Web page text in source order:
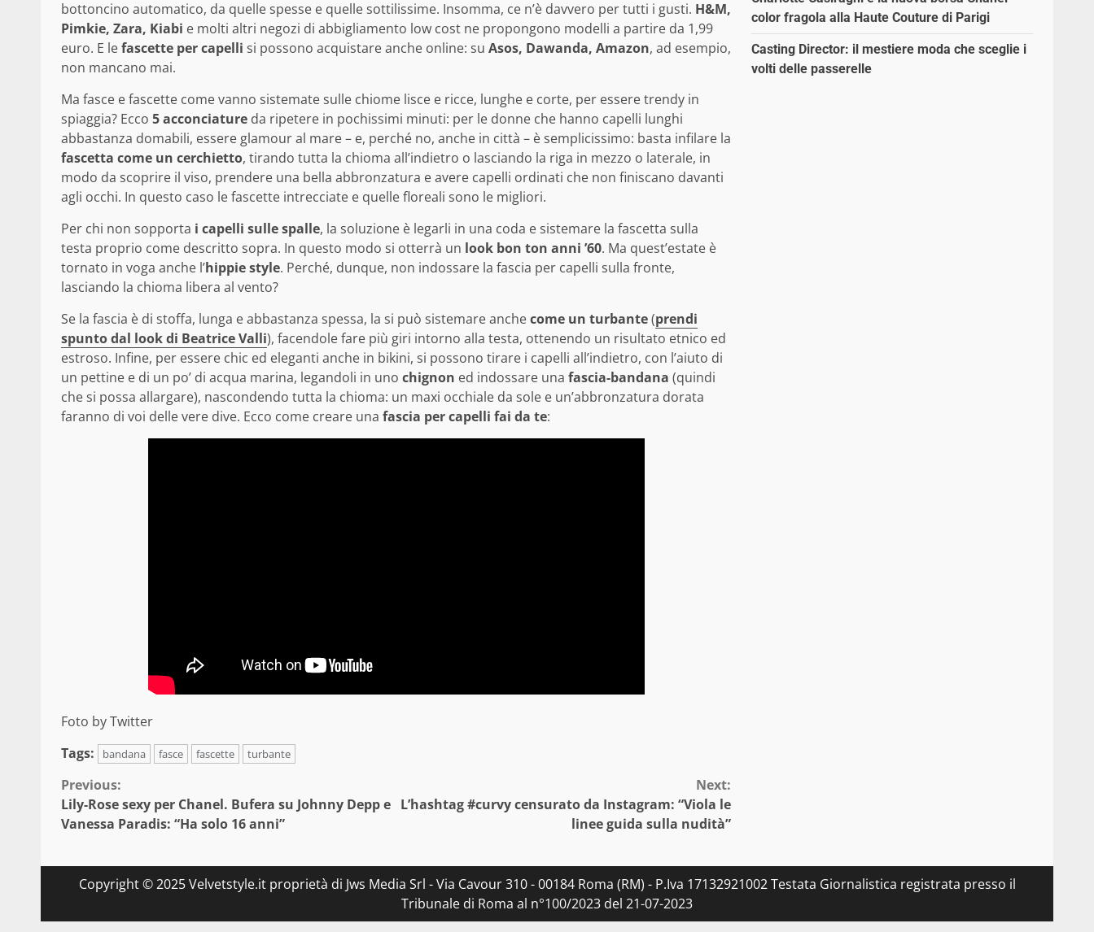
bottoncino automatico, da quelle spesse e quelle sottilissime. Insomma, ce n’è davvero per tutti i gusti. H&M,
Pimkie, Zara, Kiabi e molti altri negozi di abbigliamento low cost ne propongono modelli a partire da 1,99
euro. E lefascette per capelli si possono acquistare anche online: su Asos, Dawanda, Amazon, ad esempio,
non mancano mai.
Ma fasce e fascette come vanno sistemate sulle chiome lisce e ricce, lunghe e corte, per essere trendy in
spiaggia? Ecco 5 acconciature da ripetere in pochissimi minuti: per le donne che hanno capelli lunghi
abbastanza domabili, essere glamour al mare – e, perché no, anche in città – è semplicissimo: basta infilare la
fascetta come un cerchietto, tirando tutta la chioma all’indietro o lasciando la riga in mezzo o laterale, in
modo da scoprire il viso, prendere una bella abbronzatura e avere capelli ordinati che non finiscano davanti
agli occhi. In questo caso le fascette intrecciate e quelle floreali sono le migliori.
Per chi non sopporta i capelli sulle spalle, la soluzione è legarli in una coda e sistemare la fascetta sulla
testa proprio come descritto sopra. In questo modo si otterrà un look bon ton anni ’60. Ma quest’estate è
tornato in voga anche l’hippie style. Perché, dunque, non indossare la fascia per capelli sulla fronte,
lasciando la chioma libera al vento?
Se la fascia è di stoffa, lunga e abbastanza spessa, la si può sistemare anchecome un turbante(prendi
spunto dal look di Beatrice Valli), facendole fare più giri intorno alla testa, ottenendo un risultato etnico ed
estroso. Infine, per essere chic ed eleganti anche in bikini, si possono tirare i capelli all’indietro, con l’aiuto di
un pettine e di un po’ di acqua marina, legandoli in uno chignon ed indossare una fascia-bandana (quindi
che si possa allargare), nascondendo tutta la chioma: un maxi occhiale da sole e un’abbronzatura dorata
faranno di voi delle vere dive. Ecco come creare una fascia per capelli fai da te:
Foto by Twitter
Tags:
bandana fasce fascette turbante
Continue
Reading
Previous:
Lily-Rose sexy per Chanel. Bufera su Johnny Depp e
Vanessa Paradis: “Ha solo 16 anni”
Next:
L’hashtag #curvy censurato da Instagram: “Viola le
linee guida sulla nudità”
color fragola alla Haute Couture di Parigi
Casting Director: il mestiere moda che sceglie i
volti delle passerelle
Copyright © 2025 Velvetstyle.it proprietà di Jws Media Srl - Via Cavour 310 - 00184 Roma (RM) - P.Iva 17132921002 Testata Giornalistica registrata presso il
Tribunale di Roma al n°100/2023 del 21-07-2023